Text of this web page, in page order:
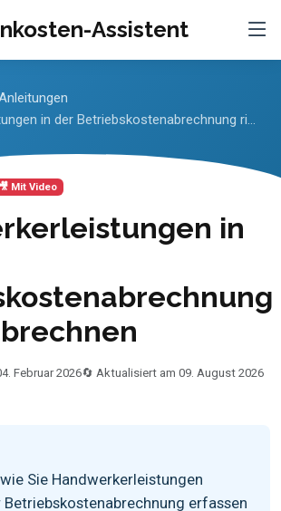
Assistent
in der Betriebskostenabrechnung ri...
🎥 Mit Video
in
Februar 2026🔄 Aktualisiert am 09. August 2026
Sie Handwerkerleistungen
erfassen